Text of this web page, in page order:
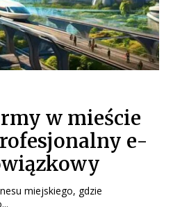
w mieście
e-
miejskiego, gdzie